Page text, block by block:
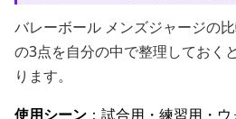
バレーボール メンズジャージの
の3点を自分の中で整理しておく
ります。
使用シーン ：試合用・練習用・